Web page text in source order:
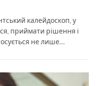
калейдоскоп, у
приймати рішення і
не лише…